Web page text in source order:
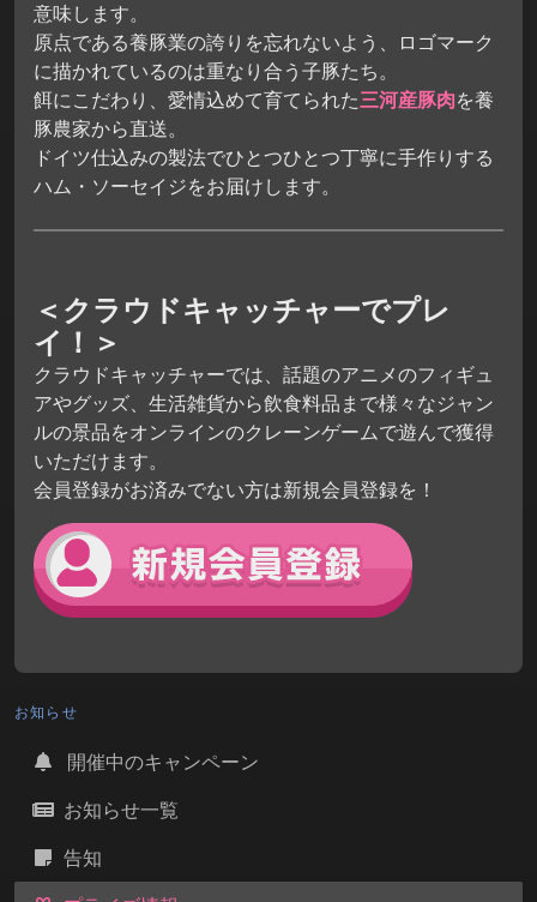
意味します。
原点である養豚業の誇りを忘れないよう、ロゴマーク
に描かれているのは重なり合う子豚たち。
餌にこだわり、愛情込めて育てられた三河産豚肉を養
豚農家から直送。
ドイツ仕込みの製法でひとつひとつ丁寧に手作りする
ハム・ソーセイジをお届けします。
＜クラウドキャッチャーでプレ
イ！＞
クラウドキャッチャーでは、話題のアニメのフィギュ
アやグッズ、生活雑貨から飲食料品まで様々なジャン
ルの景品をオンラインのクレーンゲームで遊んで獲得
いただけます。
会員登録がお済みでない方は新規会員登録を！
お知らせ
開催中のキャンペーン
お知らせ一覧
告知